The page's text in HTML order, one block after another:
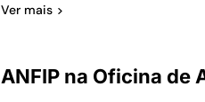
Ver mais
ANFIP na Oficina de